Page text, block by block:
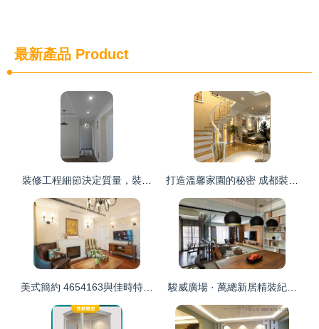
最新產品 Product
裝修工程細節決定質量，裝修效果圖是最真實的表現
打造溫馨家園的秘密 成都裝修新
美式簡約 4654163與佳時特裝飾的裝修工程解讀駿威廣場 · 萬總新居精裝紀｜458